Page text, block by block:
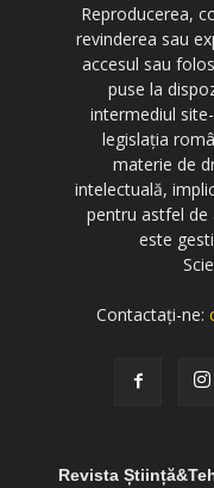
Reproducerea,
revinderea sau
accesul sau
puse la
intermediul
legislația
materie de
intelectuală,
pentru astfel de
este
Contactați-ne:
Revista